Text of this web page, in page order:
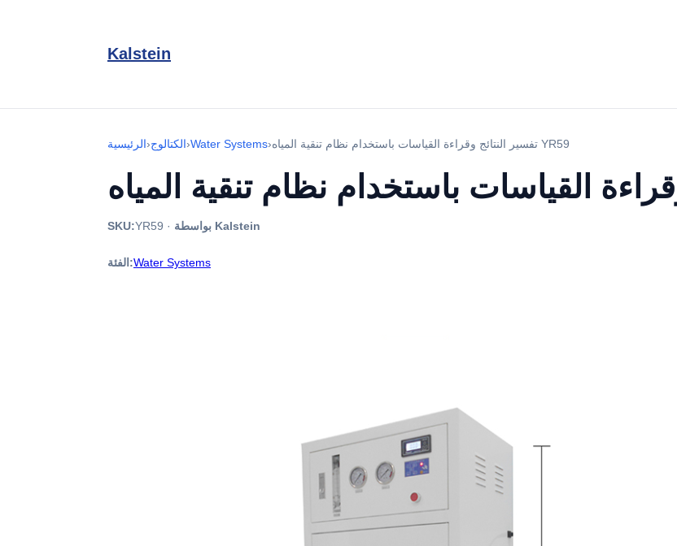
Kalstein
الرئيسية›الكتالوج›Water Systems› تفسير النتائج وقراءة القياسات باستخدام نظام تنقية المياه YR59
SKU:YR59 · بواسطة Kalstein
الفئة:Water Systems